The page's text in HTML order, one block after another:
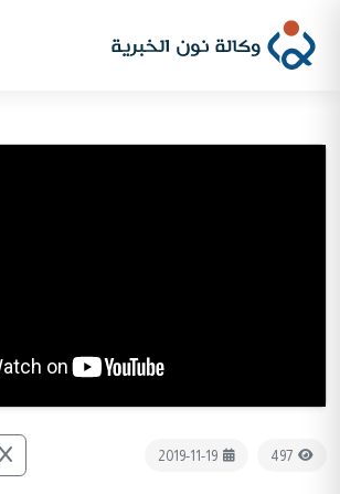
497
2019-11-19